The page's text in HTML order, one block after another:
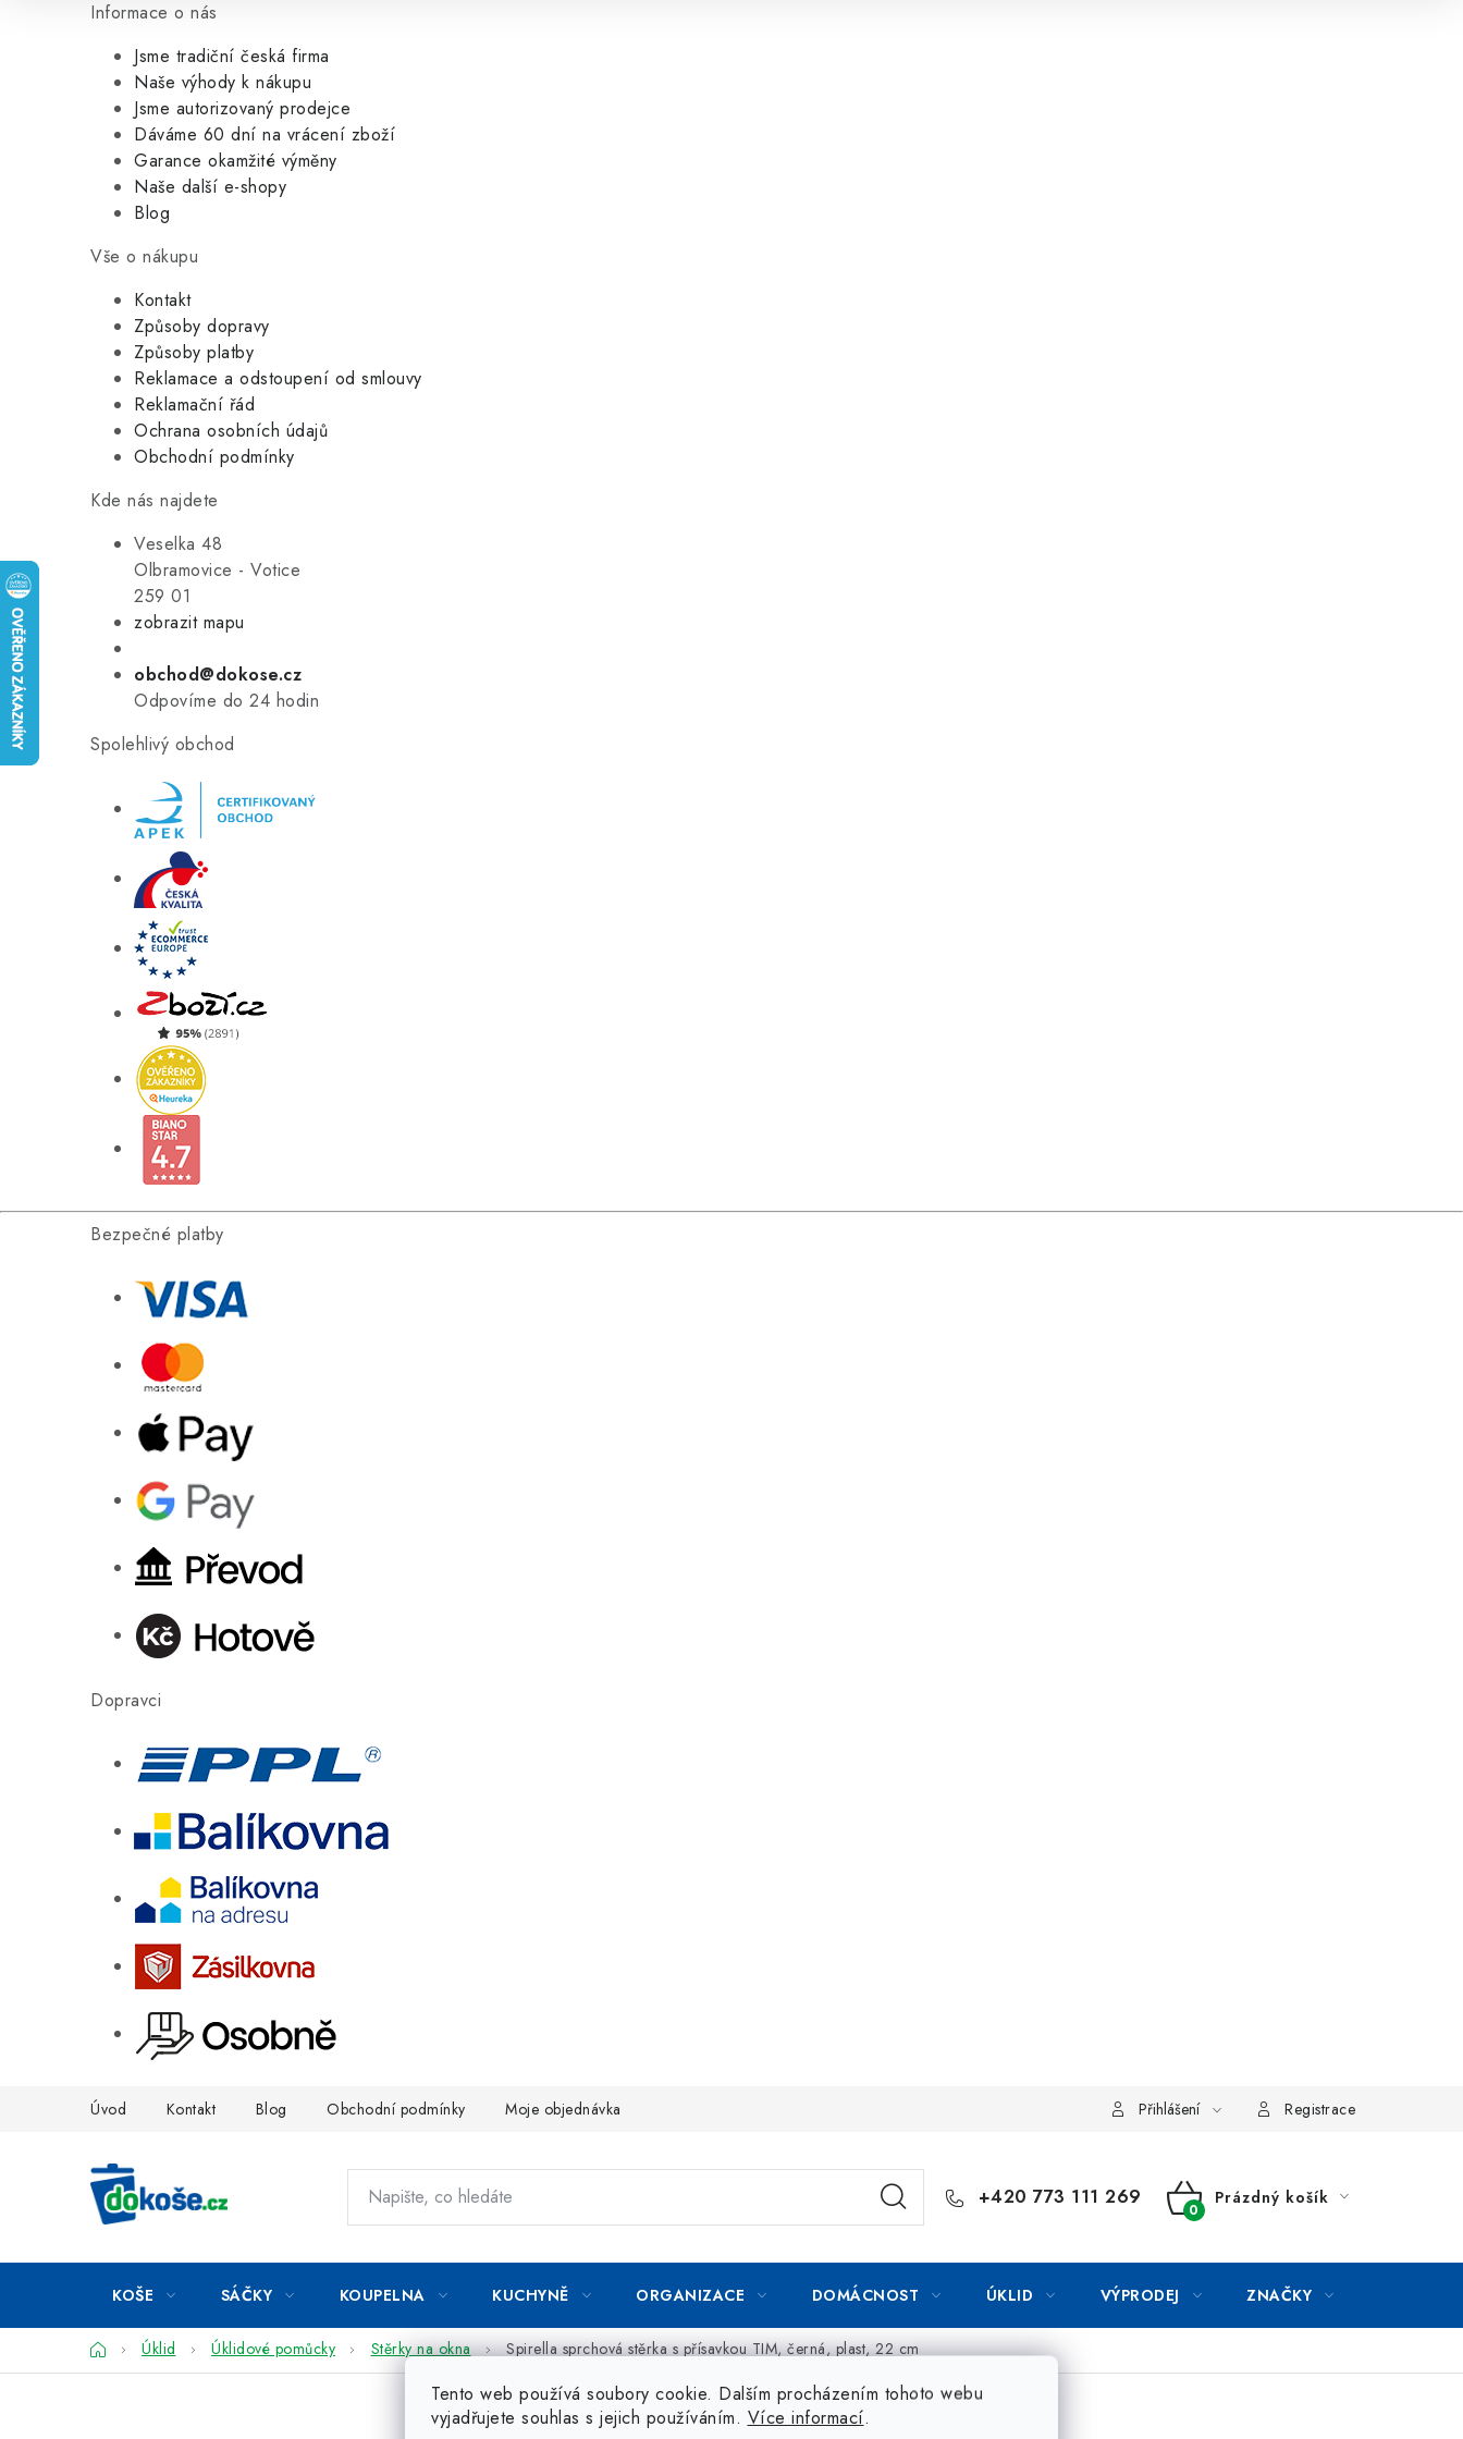
Informace o nás
Jsme tradiční česká firma
Naše výhody k nákupu
Jsme autorizovaný prodejce
Dáváme 60 dní na vrácení zboží
Garance okamžité výměny
Naše další e-shopy
Blog
Vše o nákupu
Kontakt
Způsoby dopravy
Způsoby platby
Reklamace a odstoupení od smlouvy
Reklamační řád
Ochrana osobních údajů
Obchodní podmínky
Kde nás najdete
Veselka 48
Olbramovice - Votice
259 01
zobrazit mapu
obchod@dokose.cz
Odpovíme do 24 hodin
Spolehlivý obchod
Bezpečné platby
Dopravci
Tento web používá soubory cookie. Dalším procházením tohoto webu
vyjadřujete souhlas s jejich používáním. Více informací.
Úvod Kontakt Blog Obchodní podmínky Moje objednávka Přihlášení Registrace
+420 773 111 269
NÁKUPNÍ
Prázdný košík
KOŠE SÁČKY KOUPELNA KUCHYNĚ ORGANIZACE DOMÁCNOST ÚKLID VÝPRODEJ ZNAČKY
DomůÚklid Úklidové pomůcky Stěrky na okna Spirella sprchová stěrka s přísavkou TIM, černá, plast, 22 cm